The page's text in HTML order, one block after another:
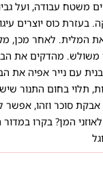
משטח עבודה, ועל
בעזרת כוס יוצרים
משולש. מהדקים את
עם נייר אפיה את
אבקת סוכר וזהו, אפשר
המן? בקרו במדור